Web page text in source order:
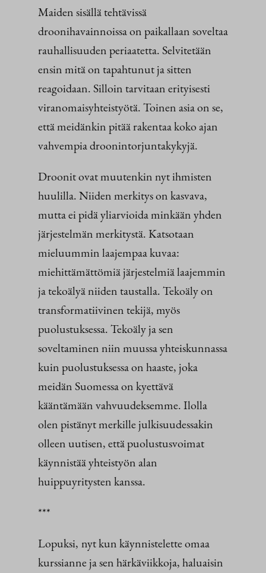
Maiden sisällä tehtävissä
droonihavainnoissa on paikallaan soveltaa
rauhallisuuden periaatetta. Selvitetään
ensin mitä on tapahtunut ja sitten
reagoidaan. Silloin tarvitaan erityisesti
viranomaisyhteistyötä. Toinen asia on se,
että meidänkin pitää rakentaa koko ajan
vahvempia droonintorjuntakykyjä.
Droonit ovat muutenkin nyt ihmisten
huulilla. Niiden merkitys on kasvava,
mutta ei pidä yliarvioida minkään yhden
järjestelmän merkitystä. Katsotaan
mieluummin laajempaa kuvaa:
miehittämättömiä järjestelmiä laajemmin
ja tekoälyä niiden taustalla. Tekoäly on
transformatiivinen tekijä, myös
puolustuksessa. Tekoäly ja sen
soveltaminen niin muussa yhteiskunnassa
kuin puolustuksessa on haaste, joka
meidän Suomessa on kyettävä
kääntämään vahvuudeksemme. Ilolla
olen pistänyt merkille julkisuudessakin
olleen uutisen, että puolustusvoimat
käynnistää yhteistyön alan
huippuyritysten kanssa.
***
Lopuksi, nyt kun käynnistelette omaa
kurssianne ja sen härkäviikkoja, haluaisin